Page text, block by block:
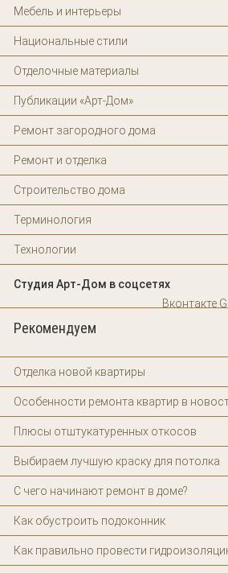
Мебель и интерьеры
Национальные стили
Отделочные материалы
Публикации «Арт-Дом»
Ремонт загородного дома
Ремонт и отделка
Строительство дома
Терминология
Технологии
Студия Арт-Дом в соцсетях
Вконтакте
Рекомендуем
Отделка новой квартиры
Особенности ремонта квартир в
Плюсы отштукатуренных откосов
Выбираем лучшую краску для потолка
С чего начинают ремонт в доме?
Как обустроить подоконник
Как правильно провести